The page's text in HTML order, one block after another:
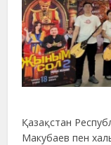
Қазақстан
Макубаев пен